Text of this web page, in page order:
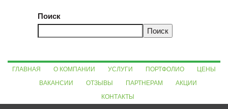
Поиск
Поиск
ГЛАВНАЯ О КОМПАНИИ УСЛУГИ ПОРТФОЛИО
ЦЕНЫ
ВАКАНСИИ
ОТЗЫВЫ ПАРТНЕРАМ
АКЦИИ
КОНТАКТЫ